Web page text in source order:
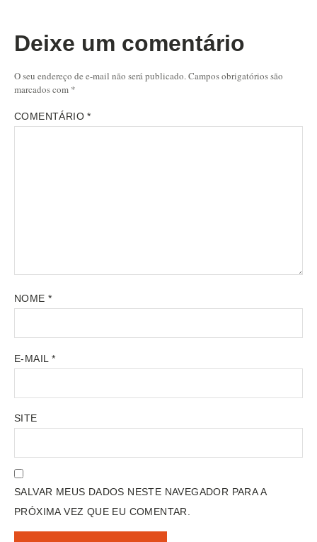
Deixe um comentário
O seu endereço de e-mail não será publicado. Campos obrigatórios são
marcados com *
COMENTÁRIO*
NOME *
E-MAIL *
SITE
SALVAR MEUS DADOS NESTE NAVEGADOR PARA A
PRÓXIMA VEZ QUE EU COMENTAR.